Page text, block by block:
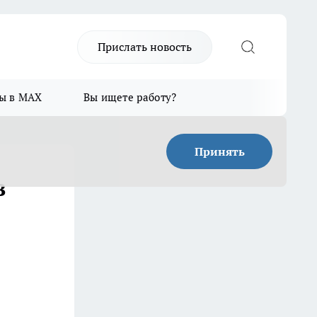
Прислать новость
в MAX Вы ищете работу?
Принять